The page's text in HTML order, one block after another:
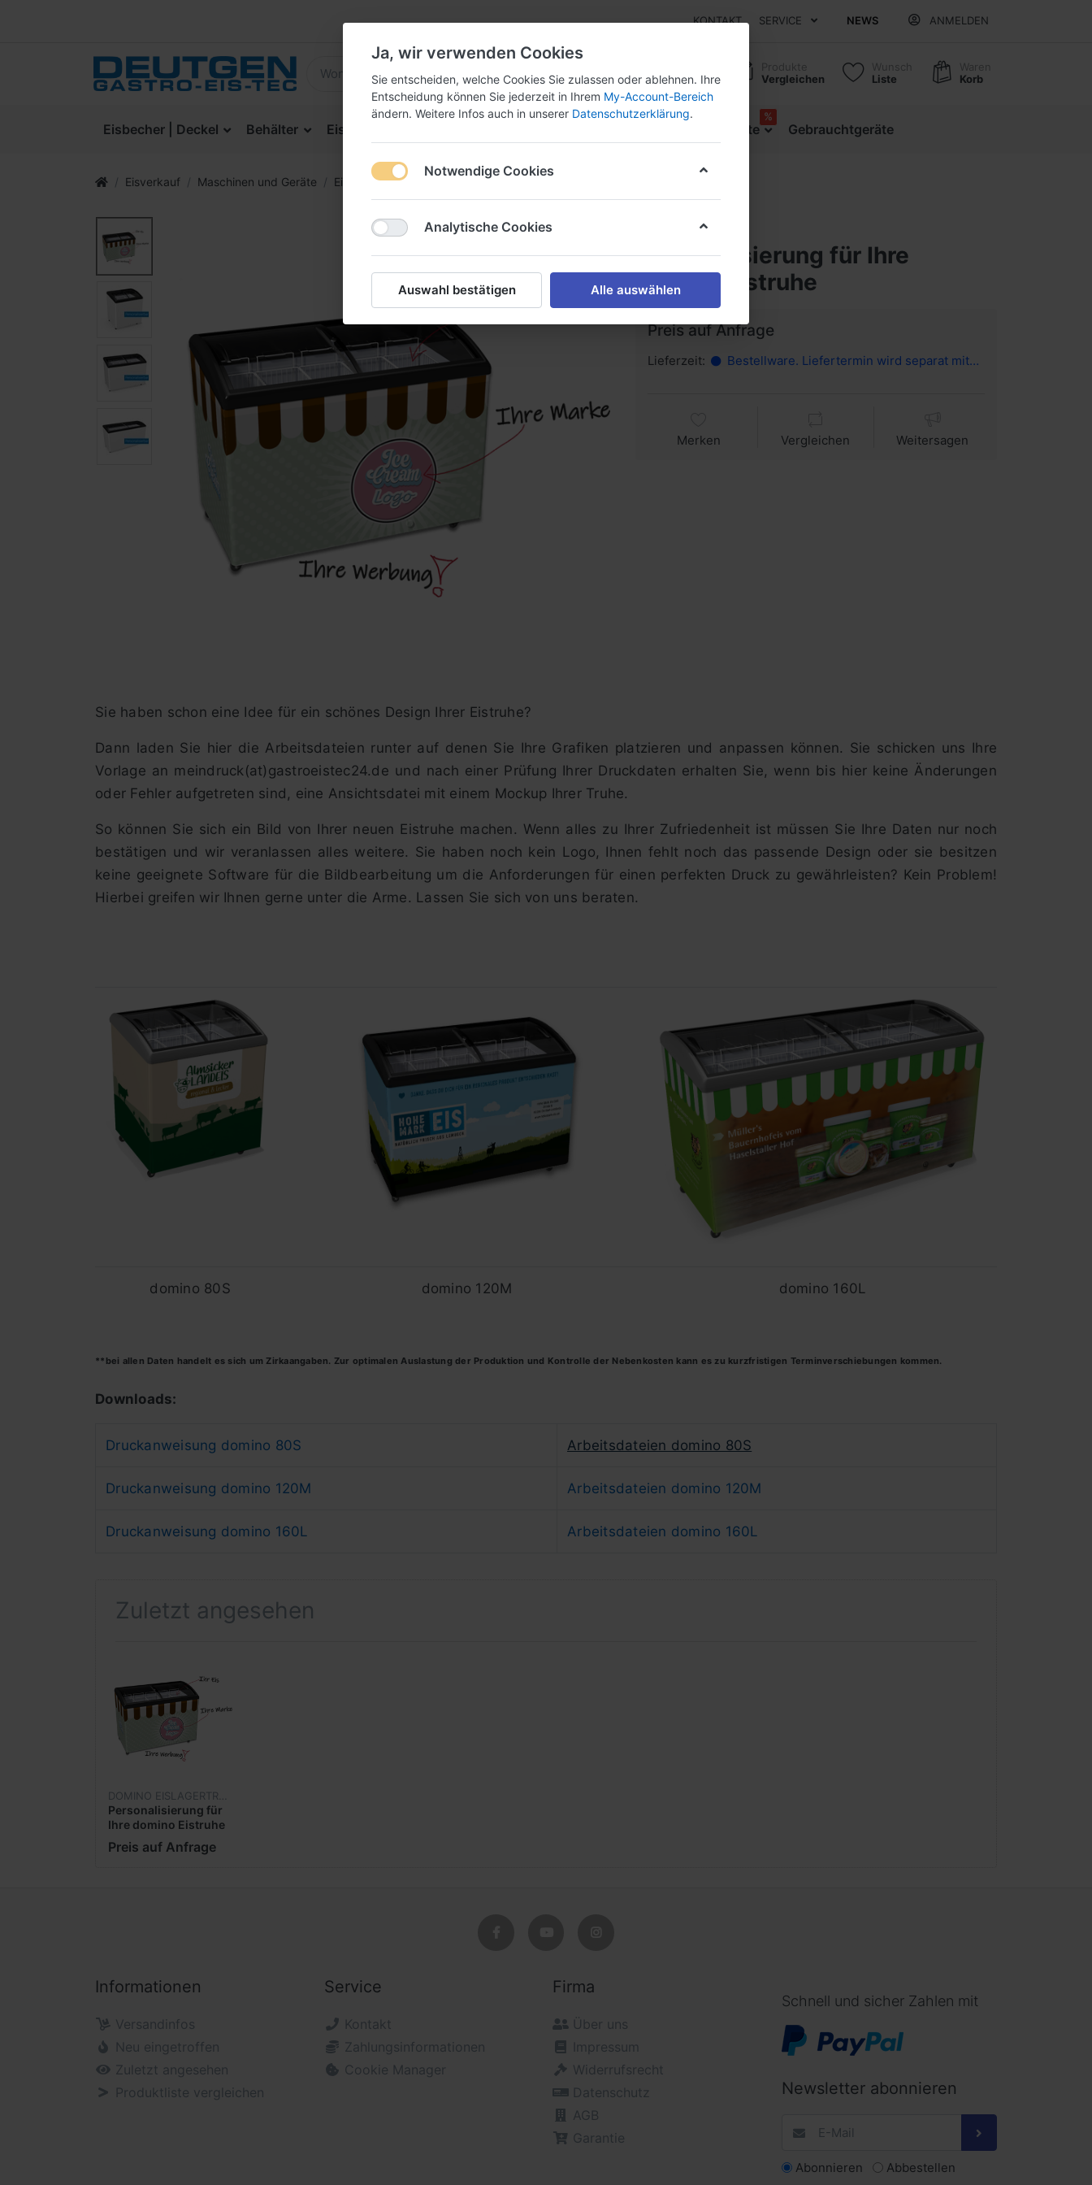
KONTAKT SERVICE NEWS ANMELDEN
Produkte
Vergleichen
Wunsch
Liste
Waren
Korb
Eisbecher | Deckel Behälter Eislabor Angebote
%
Gebrauchtgeräte
Eisverkauf Maschinen und Geräte Eislagertruhen Personalisierung für Ihre domino Eistruhe
Personalisierung für Ihre
domino Eistruhe
Preis auf Anfrage
Lieferzeit: Bestellware. Liefertermin wird separat mitgeteilt.
Merken Vergleichen Weitersagen
Sie haben schon eine Idee für ein schönes Design Ihrer Eistruhe?
Dann laden Sie hier die Arbeitsdateien runter auf denen Sie Ihre Grafiken platzieren und anpassen können. Sie schicken uns Ihre
Vorlage an meindruck(at)gastroeistec24.de und nach einer Prüfung Ihrer Druckdaten erhalten Sie, wenn bis hier keine Änderungen
oder Fehler aufgetreten sind, eine Ansichtsdatei mit einem Mockup Ihrer Truhe.
So können Sie sich ein Bild von Ihrer neuen Eistruhe machen. Wenn alles zu Ihrer Zufriedenheit ist müssen Sie Ihre Daten nur noch
bestätigen und wir veranlassen alles weitere. Sie haben noch kein Logo, Ihnen fehlt noch das passende Design oder sie besitzen
keine geeignete Software für die Bildbearbeitung um die Anforderungen für einen perfekten Druck zu gewährleisten? Kein Problem!
Hierbei greifen wir Ihnen gerne unter die Arme. Lassen Sie sich von uns beraten.
domino 80S domino 120M domino 160L
**bei allen Daten handelt es sich um Zirkaangaben. Zur optimalen Auslastung der Produktion und Kontrolle der Nebenkosten kann es zu kurzfristigen Terminverschiebungen kommen.
Downloads:
Druckanweisung domino 80S Arbeitsdateien domino 80S
Druckanweisung domino 120M Arbeitsdateien domino 120M
Druckanweisung domino 160L Arbeitsdateien domino 160L
Zuletzt angesehen
Personalisierung für
Ihre domino Eistruhe
Preis auf Anfrage
Informationen
Versandinfos
Neu eingetroffen
Zuletzt angesehen
Produktliste vergleichen
Service
Kontakt
Zahlungsinformationen
Cookie Manager
Firma
Über uns
Impressum
Widerrufsrecht
Datenschutz
AGB
Garantie
Schnell und sicher Zahlen mit
Newsletter abonnieren
Abonnieren Abbestellen
Ja, wir verwenden Cookies
Sie entscheiden, welche Cookies Sie zulassen oder ablehnen. Ihre
Entscheidung können Sie jederzeit in Ihrem My-Account-Bereich
ändern. Weitere Infos auch in unserer Datenschutzerklärung.
Notwendige Cookies
Analytische Cookies
Auswahl bestätigen Alle auswählen